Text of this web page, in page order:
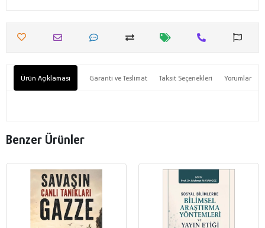
Ürün Açıklaması Garanti ve Teslimat Taksit Seçenekleri Yorumlar
Benzer Ürünler